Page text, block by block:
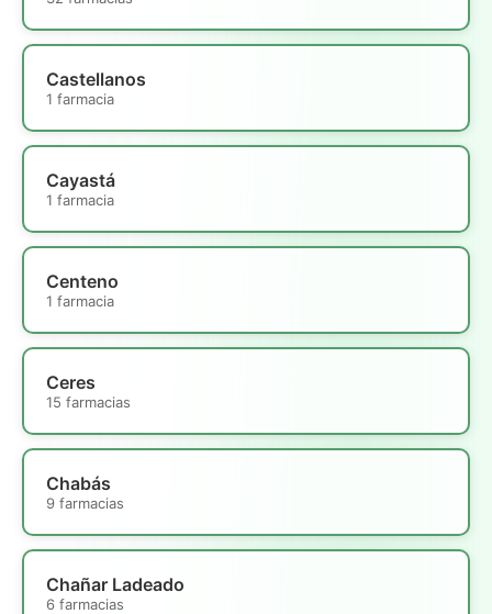
Castellanos
1 farmacia
Cayastá
1 farmacia
Centeno
1 farmacia
Ceres
15 farmacias
Chabás
9 farmacias
Chañar Ladeado
6 farmacias